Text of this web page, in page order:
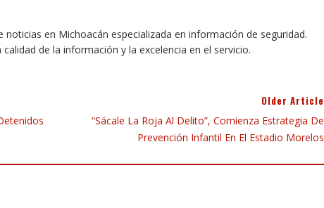
noticias en Michoacán especializada en información de seguridad.
de la información y la excelencia en el servicio.
Older Article
“Sácale La Roja Al Delito”, Comienza Estrategia De
Prevención Infantil En El Estadio Morelos